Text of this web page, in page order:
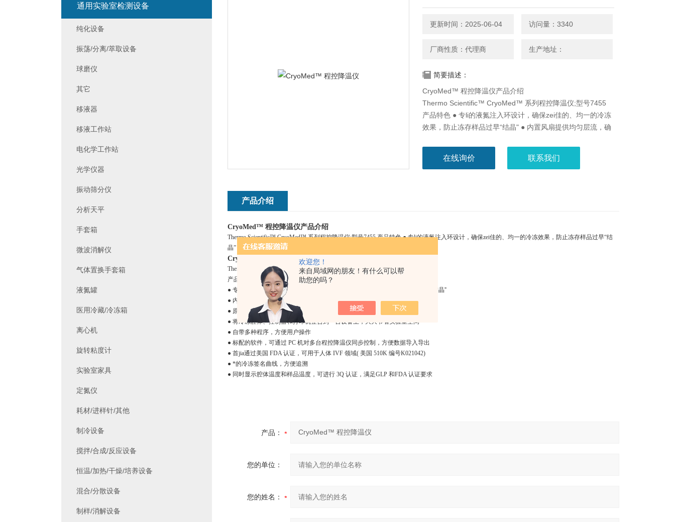
欢迎您！
来自局域网的朋友！有什么可以帮
助您的吗？
更新时间：2025-06-04 访问量：3340
厂商性质：代理商 生产地址：
简要描述：
CryoMed™ 程控降温仪产品介绍
Thermo Scientific™ CryoMed™ 系列程控降温仪;型号7455
产品特色 ● 专li的液氮注入环设计，确保zei佳的、均一的冷冻
效果，防止冻存样品过早“结晶" ● 内置风扇提供均匀层流，确
Thermo Scientific™ CryoMed™ 系列程控降温仪;
在线询价 联系我们
产品介绍
CryoMed™ 程控降温仪产品介绍
Thermo Scientific™ CryoMed™ 系列程控降温仪;型号7455 产品特色 ● 专li的液氮注入环设计，确保zei佳的、均一的冷冻效果，防止冻存样品过早“结
晶” ● 内置风扇提供均匀层流，确保腔体温度均一 ● 原位发泡聚亚胺
CryoMed™ 程控降温仪仪器描述
Thermo Scientific™ CryoMed™ 系列程控降温仪;型号7455
产品特色
● 专li
的液氮注入环设计，确保zei佳的、均一的冷冻效果，防止冻存样品过早“结晶”
● 内置风扇提供均匀层流，确保腔体温度均一
● 原位发泡聚亚胺酯绝热层，提高腔体的绝热性和内部温度均一性
● 将冷冻腔体、控制器和打印机整合到一台设备上，大大节省实验室空间
● 自带多种程序，方便用户操作
● 标配的软件，可通过 PC 机对多台程控降温仪同步控制，方便数据导入导出
● 首jia通过美国 FDA 认证，可用于人体 IVF 领域( 美国 510K 编号K021042)
● *的冷冻签名曲线，方便追溯
● 同时显示腔体温度和样品温度，可进行 3Q 认证，满足GLP 和FDA 认证要求
产品：
您的单位：
您的姓名：
通用实验室检测设备
纯化设备
振荡/分离/萃取设备
球磨仪
其它
移液器
移液工作站
电化学工作站
光学仪器
振动筛分仪
分析天平
手套箱
微波消解仪
气体置换手套箱
液氮罐
医用冷藏/冷冻箱
离心机
旋转粘度计
实验室家具
定氮仪
耗材/进样针/其他
制冷设备
搅拌/合成/反应设备
恒温/加热/干燥/培养设备
混合/分散设备
制样/消解设备